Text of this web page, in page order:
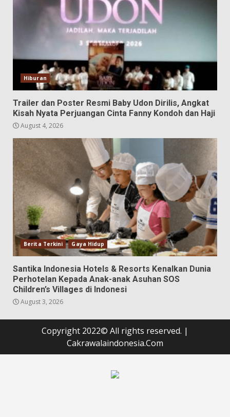
Hiburan
Trailer dan Poster Resmi Baby Udon Dirilis, Angkat
Kisah Nyata Perjuangan Cinta Fanny Kondoh dan Haji
August 4, 2026
Berita Terkini Gaya Hidup
Santika Indonesia Hotels & Resorts Kenalkan Dunia
Perhotelan Kepada Anak-anak Asuhan SOS
Children’s Villages di Indonesi
August 3, 2026
Copyright 2022© All rights reserved. |
Cakrawalaindonesia.Com